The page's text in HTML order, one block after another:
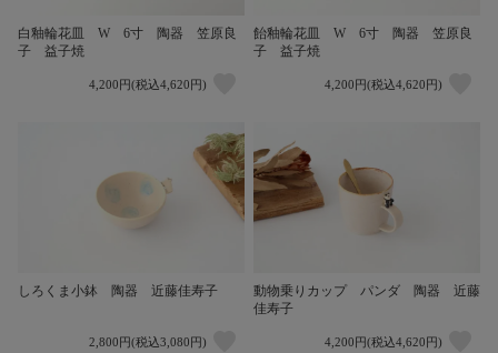
白釉輪花皿 W 6寸 陶器 笠原良
子 益子焼
4,200円(税込4,620円)
飴釉輪花皿 W 6寸 陶器 笠原良
子 益子焼
4,200円(税込4,620円)
しろくま小鉢 陶器 近藤佳寿子
2,800円(税込3,080円)
動物乗りカップ パンダ 陶器 近藤
佳寿子
4,200円(税込4,620円)